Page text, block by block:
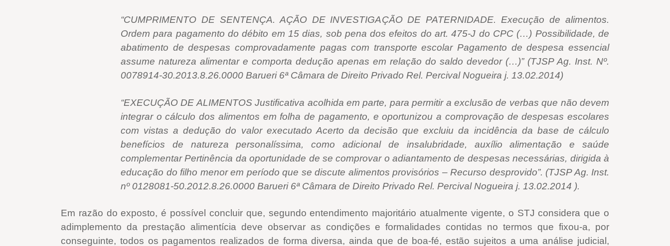
“CUMPRIMENTO DE SENTENÇA. AÇÃO DE INVESTIGAÇÃO DE PATERNIDADE. Execução de alimentos.
Ordem para pagamento do débito em 15 dias, sob pena dos efeitos do art. 475-J do CPC (…) Possibilidade, de
abatimento de despesas comprovadamente pagas com transporte escolar Pagamento de despesa essencial
assume natureza alimentar e comporta dedução apenas em relação do saldo devedor (…)” (TJSP Ag. Inst. Nº.
0078914-30.2013.8.26.0000 Barueri 6ª Câmara de Direito Privado Rel. Percival Nogueira j. 13.02.2014)
“EXECUÇÃO DE ALIMENTOS Justificativa acolhida em parte, para permitir a exclusão de verbas que não devem
integrar o cálculo dos alimentos em folha de pagamento, e oportunizou a comprovação de despesas escolares
com vistas a dedução do valor executado Acerto da decisão que excluiu da incidência da base de cálculo
benefícios de natureza personalíssima, como adicional de insalubridade, auxílio alimentação e saúde
complementar Pertinência da oportunidade de se comprovar o adiantamento de despesas necessárias, dirigida à
educação do filho menor em período que se discute alimentos provisórios – Recurso desprovido”. (TJSP Ag. Inst.
nº 0128081-50.2012.8.26.0000 Barueri 6ª Câmara de Direito Privado Rel. Percival Nogueira j. 13.02.2014 ).
Em razão do exposto, é possível concluir que, segundo entendimento majoritário atualmente vigente, o STJ considera que o
adimplemento da prestação alimentícia deve observar as condições e formalidades contidas no termos que fixou-a, por
conseguinte, todos os pagamentos realizados de forma diversa, ainda que de boa-fé, estão sujeitos a uma análise judicial,